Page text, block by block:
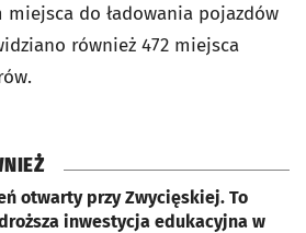
do ładowania pojazdów
również 472 miejsca
otwarty przy Zwycięskiej. To
inwestycja edukacyjna w